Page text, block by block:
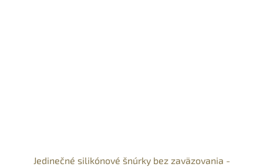
Jedinečné silikónové šnúrky bez zaväzovania -